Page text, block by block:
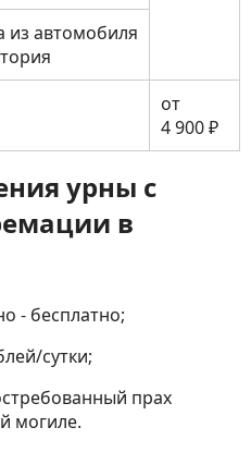
из автомобиля
от
4 900 ₽
урны с
в
- бесплатно;
сутки;
прах
могиле.